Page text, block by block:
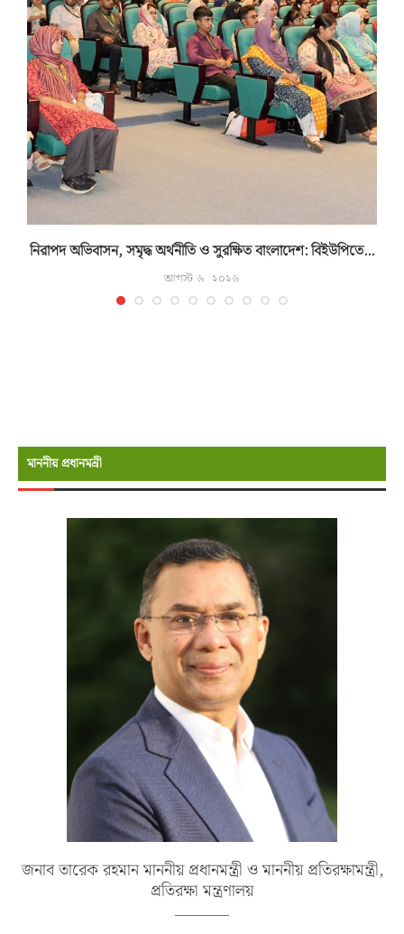
নিরাপদ অভিবাসন, সমৃদ্ধ অর্থনীতি ও সুরক্ষিত বাংলাদেশ: বিইউপিতে...
আগস্ট ৬, ২০২৬
মাননীয় প্রধানমন্রী
জনাব তারেক রহমান মাননীয় প্রধানমন্ত্রী ও মাননীয় প্রতিরক্ষামন্ত্রী,
প্রতিরক্ষা মন্ত্রণালয়